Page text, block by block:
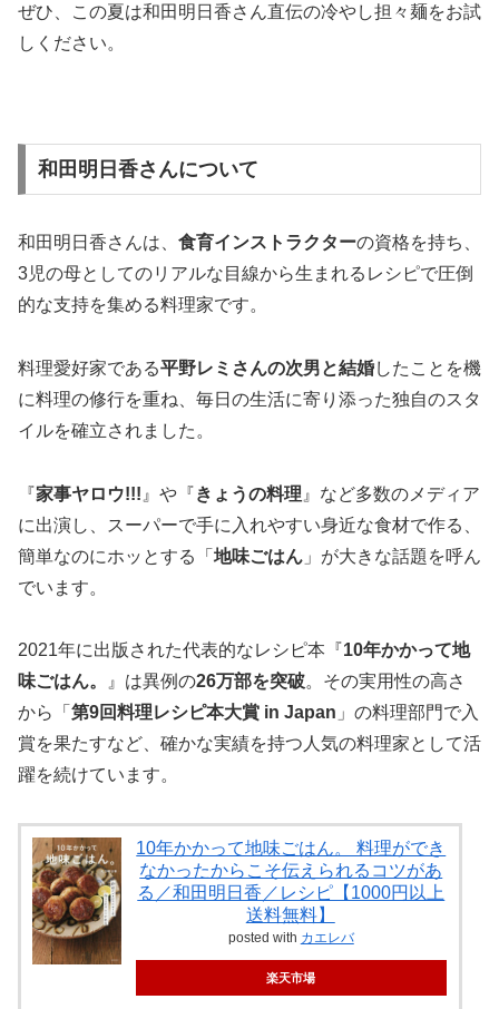
ぜひ、この夏は和田明日香さん直伝の冷やし担々麺をお試
しください。
和田明日香さんについて
和田明日香さんは、 食育インストラクターの資格を持ち、
3児の母としてのリアルな目線から生まれるレシピで圧倒
的な支持を集める料理家です。
料理愛好家である平野レミさんの次男と結婚したことを機
に料理の修行を重ね、毎日の生活に寄り添った独自のスタ
イルを確立されました。
『家事ヤロウ!!! 』や『きょうの料理 』など多数のメディア
に出演し、スーパーで手に入れやすい身近な食材で作る、
簡単なのにホッとする「 地味ごはん 」が大きな話題を呼ん
でいます。
2021年に出版された代表的なレシピ本『 10年かかって地
味ごはん。
』は異例の26万部を突破。その実用性の高さ
から「 第9回料理レシピ本大賞 in Japan 」の料理部門で入
賞を果たすなど、確かな実績を持つ人気の料理家として活
躍を続けています。
10年かかって地味ごはん。 料理ができ
なかったからこそ伝えられるコツがあ
る／和田明日香／レシピ【1000円以上
送料無料】
posted with カエレバ
楽天市場